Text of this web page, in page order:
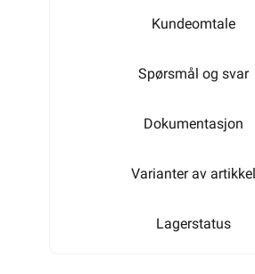
300W
Kundeomtale
Spørsmål og svar
Dokumentasjon
Varianter av artikkel
Lagerstatus